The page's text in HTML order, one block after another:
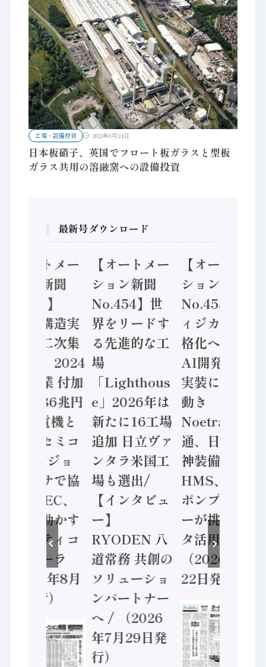
工場・設備投資 2023年6月24日
日本板硝子、英国でフロート板ガラスと型板
ガラス共用の溶融窯への設備投資
最新号ダウンロード
【オートメー
ション新聞
No.455】
「経済構造実
態調査二次集
計結果」2024
年製造業 付加
価値額86兆円
/ 三菱電機と
ソニーセミコ
ン AIビジョ
ンセンサで協
業 / IDEC、
安全に動かす
セーフティコ
ントローラ
（2026年8月
5日発行）
【オートメー
ション新聞
No.454】世
界をリードす
る先進的な工
場
「Lighthous
e」2026年は
新たに16工場
追加 日立ヴァ
ンタラ米国工
場も選出/
【インタビュ
ー】
RYODEN 八
道常務 共創の
ソリューショ
ンパートナー
へ / （2026
年7月29日発
行）
【オートメー
ション新聞
No.453】フ
ィジカルAI本
格化へ 国産
AI開発や社会
実装に活発な
動き
Noetra、富士
通、日立 / 兵
神装備 ×
HMS、老舗
ポンプメーカ
ーが挑むデー
タ活用 など
（2026年7月
22日発行）